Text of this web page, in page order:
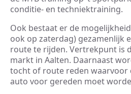
conditie- en techniektraining.
Ook bestaat er de
ook op zaterdag) gezamenlijk
route te rijden. Vertrekpunt is
markt in Aalten. Daarnaast
tocht of route reden waarvoor
auto voor gereden moet